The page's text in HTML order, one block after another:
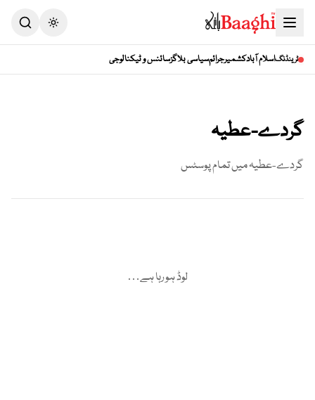
Toggle theme
ٹرینڈنگاسلام آبادکشمیرجرائمسیاسی بلاگزسائنس و ٹیکنالوجی
گردے-عطیہ
گردے-عطیہمیں تمام پوسٹس
لوڈ ہو رہا ہے…